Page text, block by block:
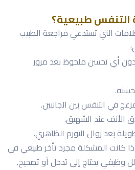
طبيعية؟
التي تستدعي مراجعة الطبيب
أي تحسن ملحوظ بعد مرور
في التنفس بين الجانبين.
الأنف عند الشهيق.
بعد زوال التورم الظاهري.
كانت المشكلة مجرد تأخر طبيعي في
وظيفي يحتاج إلى تدخل أو تصحيح.